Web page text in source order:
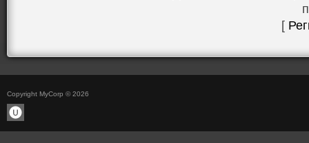
[
Copyright MyCorp © 2026